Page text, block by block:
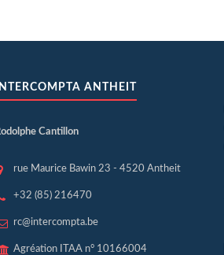
INTERCOMPTA ANTHEIT
Cantillon
rue Maurice Bawin 23 - 4520 Antheit
+32 (85) 216470
rc@intercompta.be
Agréation ITAA n° 10166004